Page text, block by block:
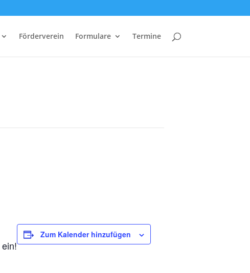
Förderverein Formulare Termine
ein!
Zum Kalender hinzufügen